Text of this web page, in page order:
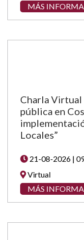
MÁS
Charla Virtual
pública en
Locales”
21-08-2026 |
Virtual
MÁS